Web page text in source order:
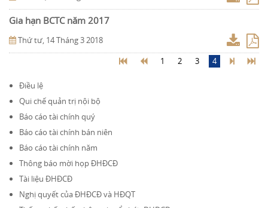
Gia hạn BCTC năm 2017
Thứ tư, 14 Tháng 3 2018
1
2 3 4
Điều lệ
Qui chế quản trị nội bộ
Báo cáo tài chính quý
Báo cáo tài chính bán niên
Báo cáo tài chính năm
Thông báo mời họp ĐHĐCĐ
Tài liệu ĐHĐCĐ
Nghị quyết của ĐHĐCĐ và HĐQT